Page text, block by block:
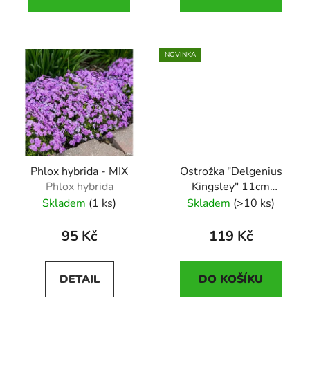
Phlox hybrida - MIX
Phlox hybrida
Skladem (1 ks)
95 Kč
DETAIL
NOVINKA
Ostrožka "Delgenius
Kingsley" 11cm
Delphinium x elatum
Skladem (>10 ks)
119 Kč
DO KOŠÍKU